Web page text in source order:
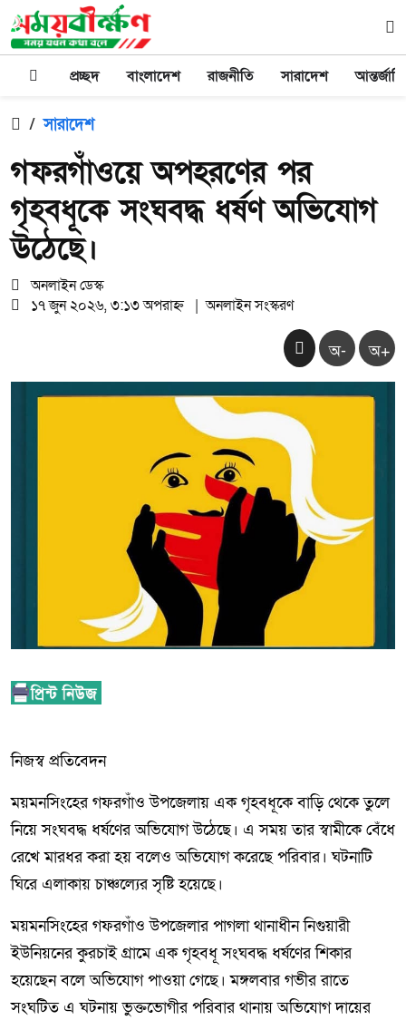
প্রচ্ছদ বাংলাদেশ রাজনীতি সারাদেশ
/ সারাদেশ
গফরগাঁওয়ে অপহরণের পর
গৃহবধূকে সংঘবদ্ধ ধর্ষণ অভিযোগ
উঠেছে।
অনলাইন ডেস্ক
১৭ জুন ২০২৬, ৩:১৩ অপরাহ্ন | অনলাইন সংস্করণ
অ- অ+
নিজস্ব প্রতিবেদন
ময়মনসিংহের গফরগাঁও উপজেলায় এক গৃহবধূকে বাড়ি থেকে তুলে
নিয়ে সংঘবদ্ধ ধর্ষণের অভিযোগ উঠেছে। এ সময় তার স্বামীকে বেঁধে
রেখে মারধর করা হয় বলেও অভিযোগ করেছে পরিবার। ঘটনাটি
ঘিরে এলাকায় চাঞ্চল্যের সৃষ্টি হয়েছে।
ময়মনসিংহের গফরগাঁও উপজেলার পাগলা থানাধীন নিগুয়ারী
ইউনিয়নের কুরচাই গ্রামে এক গৃহবধূ সংঘবদ্ধ ধর্ষণের শিকার
হয়েছেন বলে অভিযোগ পাওয়া গেছে। মঙ্গলবার গভীর রাতে
সংঘটিত এ ঘটনায় ভুক্তভোগীর পরিবার থানায় অভিযোগ দায়ের